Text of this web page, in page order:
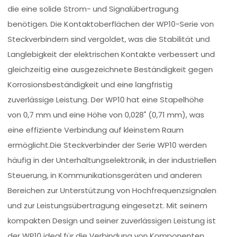
die eine solide Strom- und Signalübertragung
benötigen. Die Kontaktoberflächen der WP10-Serie von
Steckverbindern sind vergoldet, was die Stabilität und
Langlebigkeit der elektrischen Kontakte verbessert und
gleichzeitig eine ausgezeichnete Beständigkeit gegen
Korrosionsbeständigkeit und eine langfristig
zuverlässige Leistung. Der WP10 hat eine Stapelhöhe
von 0,7 mm und eine Höhe von 0,028" (0,71 mm), was
eine effiziente Verbindung auf kleinstem Raum
ermöglicht.Die Steckverbinder der Serie WP10 werden
häufig in der Unterhaltungselektronik, in der industriellen
Steuerung, in Kommunikationsgeräten und anderen
Bereichen zur Unterstützung von Hochfrequenzsignalen
und zur Leistungsübertragung eingesetzt. Mit seinem
kompakten Design und seiner zuverlässigen Leistung ist